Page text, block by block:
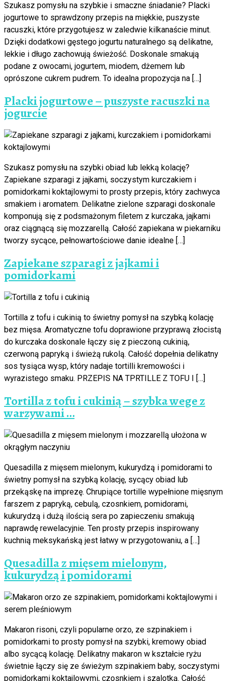
Szukasz pomysłu na szybkie i smaczne śniadanie? Placki
jogurtowe to sprawdzony przepis na miękkie, puszyste
racuszki, które przygotujesz w zaledwie kilkanaście minut.
Dzięki dodatkowi gęstego jogurtu naturalnego są delikatne,
lekkie i długo zachowują świeżość. Doskonale smakują
podane z owocami, jogurtem, miodem, dżemem lub
oprószone cukrem pudrem. To idealna propozycja na […]
Placki jogurtowe – puszyste racuszki na
jogurcie
Szukasz pomysłu na szybki obiad lub lekką kolację?
Zapiekane szparagi z jajkami, soczystym kurczakiem i
pomidorkami koktajlowymi to prosty przepis, który zachwyca
smakiem i aromatem. Delikatne zielone szparagi doskonale
komponują się z podsmażonym filetem z kurczaka, jajkami
oraz ciągnącą się mozzarellą. Całość zapiekana w piekarniku
tworzy sycące, pełnowartościowe danie idealne […]
Zapiekane szparagi z jajkami i
pomidorkami
Tortilla z tofu i cukinią to świetny pomysł na szybką kolację
bez mięsa. Aromatyczne tofu doprawione przyprawą złocistą
do kurczaka doskonale łączy się z pieczoną cukinią,
czerwoną papryką i świeżą rukolą. Całość dopełnia delikatny
sos tysiąca wysp, który nadaje tortilli kremowości i
wyrazistego smaku. PRZEPIS NA TPRTILLE Z TOFU I […]
Tortilla z tofu i cukinią – szybka wege z
warzywami …
Quesadilla z mięsem mielonym, kukurydzą i pomidorami to
świetny pomysł na szybką kolację, sycący obiad lub
przekąskę na imprezę. Chrupiące tortille wypełnione mięsnym
farszem z papryką, cebulą, czosnkiem, pomidorami,
kukurydzą i dużą ilością sera po zapieczeniu smakują
naprawdę rewelacyjnie. Ten prosty przepis inspirowany
kuchnią meksykańską jest łatwy w przygotowaniu, a […]
Quesadilla z mięsem mielonym,
kukurydzą i pomidorami
Makaron risoni, czyli popularne orzo, ze szpinakiem i
pomidorkami to prosty pomysł na szybki, kremowy obiad
albo sycącą kolację. Delikatny makaron w kształcie ryżu
świetnie łączy się ze świeżym szpinakiem baby, soczystymi
pomidorkami koktajlowymi, czosnkiem i szalotką. Całość